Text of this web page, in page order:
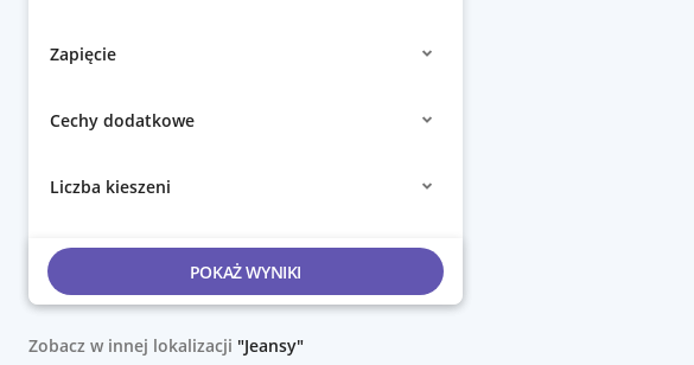
Zapięcie
Cechy dodatkowe
Liczba kieszeni
POKAŻ WYNIKI
Zobacz w innej lokalizacji "Jeansy"